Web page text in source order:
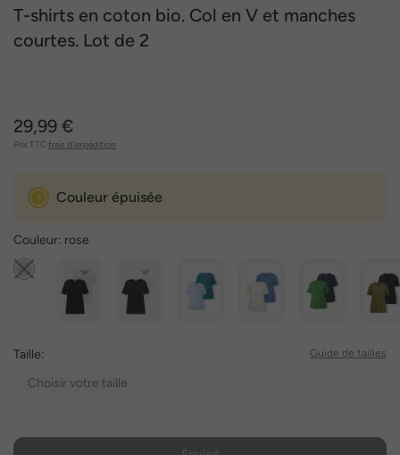
T-shirts en coton bio. Col en V et manches
courtes. Lot de 2
29,99 €
Prix TTC frais d'expédition
Couleur épuisée
Couleur: rose
Taille: Guide de tailles
Choisir votre taille